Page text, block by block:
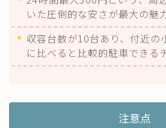
いた圧倒的な安さが最大の魅
収容台数が10台あり、付近の
に比べると比較的駐車できる
注意点